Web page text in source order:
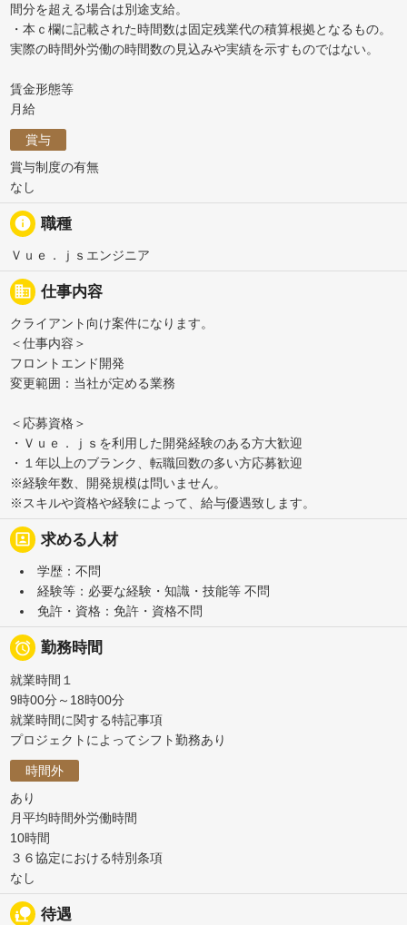
間分を超える場合は別途支給。
・本ｃ欄に記載された時間数は固定残業代の積算根拠となるもの。
実際の時間外労働の時間数の見込みや実績を示すものではない。
賃金形態等
月給
賞与
賞与制度の有無
なし
info 職種
Ｖｕｅ．ｊｓエンジニア
business 仕事内容
クライアント向け案件になります。
＜仕事内容＞
フロントエンド開発
変更範囲：当社が定める業務
＜応募資格＞
・Ｖｕｅ．ｊｓを利用した開発経験のある方大歓迎
・１年以上のブランク、転職回数の多い方応募歓迎
※経験年数、開発規模は問いません。
※スキルや資格や経験によって、給与優遇致します。
portrait 求める人材
学歴：不問
経験等：必要な経験・知識・技能等 不問
免許・資格：免許・資格不問
 勤務時間
就業時間１
9時00分～18時00分
就業時間に関する特記事項
プロジェクトによってシフト勤務あり
時間外
あり
月平均時間外労働時間
10時間
３６協定における特別条項
なし
nature_people 待遇